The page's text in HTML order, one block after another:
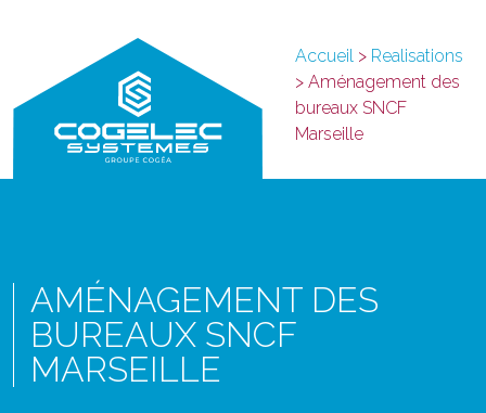
Accueil > Realisations
> Aménagement des
bureaux SNCF
Marseille
AMÉNAGEMENT DES
BUREAUX SNCF
MARSEILLE